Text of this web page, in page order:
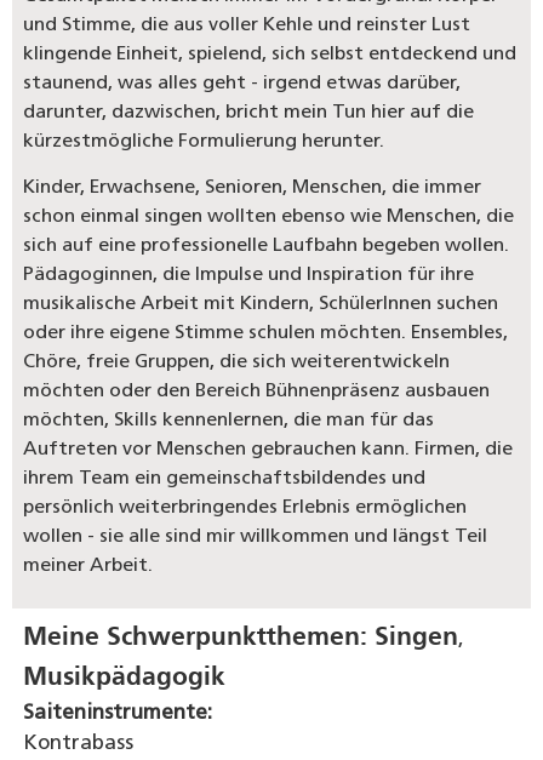
und Stimme, die aus voller Kehle und reinster Lust
klingende Einheit, spielend, sich selbst entdeckend und
staunend, was alles geht - irgend etwas darüber,
darunter, dazwischen, bricht mein Tun hier auf die
kürzestmögliche Formulierung herunter.
Kinder, Erwachsene, Senioren, Menschen, die immer
schon einmal singen wollten ebenso wie Menschen, die
sich auf eine professionelle Laufbahn begeben wollen.
Pädagoginnen, die Impulse und Inspiration für ihre
musikalische Arbeit mit Kindern, SchülerInnen suchen
oder ihre eigene Stimme schulen möchten. Ensembles,
Chöre, freie Gruppen, die sich weiterentwickeln
möchten oder den Bereich Bühnenpräsenz ausbauen
möchten, Skills kennenlernen, die man für das
Auftreten vor Menschen gebrauchen kann. Firmen, die
ihrem Team ein gemeinschaftsbildendes und
persönlich weiterbringendes Erlebnis ermöglichen
wollen - sie alle sind mir willkommen und längst Teil
meiner Arbeit.
Meine Schwerpunktthemen: Singen,
Musikpädagogik
Saiteninstrumente:
Kontrabass